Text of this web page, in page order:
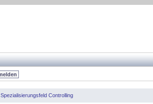
Spezialisierungsfeld Controlling